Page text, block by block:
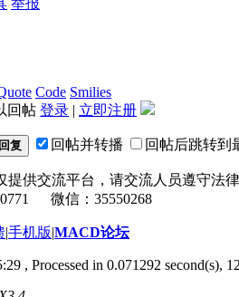
Code Smilies
回帖 登录 | 立即注册
复 回帖并转播 回帖后跳转到
供交流平台，请交流人员遵守法律
微信：35550268
|手机版|MACD论坛
, Processed in 0.071292 second(s),